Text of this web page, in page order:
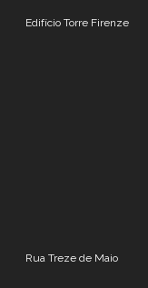
Edifício Torre Firenze
Rua Treze de Maio